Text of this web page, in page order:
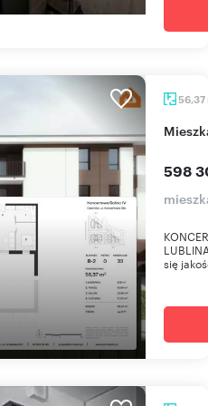
56,37
598
się